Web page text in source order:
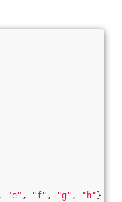
"e" , "f" , "g" , "h" }